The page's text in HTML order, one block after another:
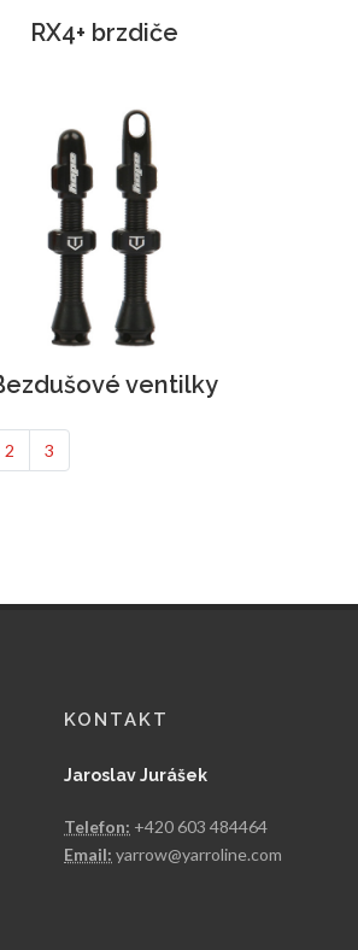
RX4+ brzdiče
ventilky
2 3
KONTAKT
Jaroslav Jurášek
Telefon: +420 603 484464
Email: yarrow@yarroline.com